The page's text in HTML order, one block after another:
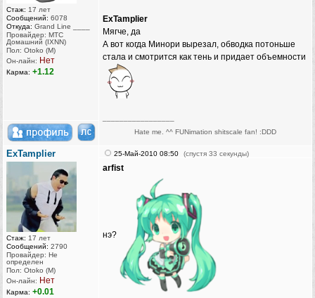
Стаж: 17 лет
Сообщений: 6078
Откуда: Grand Line ____
Провайдер: МТС
Домашний (IXNN)
Пол: Otoko (M)
Он-лайн: Нет
Карма: +1.12
ExTamplier
Мягче, да
А вот когда Минори вырезал, обводка потоньше
стала и смотрится как тень и придает объемности
Hate me. ^^ FUNimation shitscale fan! :DDD
ExTamplier
Стаж: 17 лет
Сообщений: 2790
Провайдер: Не
определен
Пол: Otoko (M)
Он-лайн: Нет
Карма: +0.01
25-Май-2010 08:50 (спустя 33 секунды)
arfist
нэ?